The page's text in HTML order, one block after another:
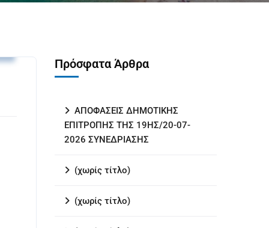
Πρόσφατα Άρθρα
ΑΠΟΦΑΣΕΙΣ ΔΗΜΟΤΙΚΗΣ
ΕΠΙΤΡΟΠΗΣ ΤΗΣ 19ΗΣ/20-07-
2026 ΣΥΝΕΔΡΙΑΣΗΣ
(χωρίς τίτλο)
(χωρίς τίτλο)